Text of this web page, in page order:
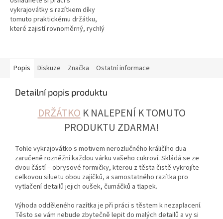
vykrajovátky s razítkem díky
tomuto praktickému držátku,
které zajistí rovnoměrný, rychlý
Popis Diskuze Značka Ostatní informace
Detailní popis produktu
DRŽÁTKO K NALEPENÍ K TOMUTO
PRODUKTU ZDARMA!
Tohle vykrajovátko s motivem nerozlučného králičího dua
zaručeně rozněžní každou várku vašeho cukroví. Skládá se ze
dvou částí – obrysové formičky, kterou z těsta čistě vykrojíte
celkovou siluetu obou zajíčků, a samostatného razítka pro
vytlačení detailů jejich oušek, čumáčků a tlapek.
Výhoda odděleného razítka je při práci s těstem k nezaplacení.
Těsto se vám nebude zbytečně lepit do malých detailů a vy si